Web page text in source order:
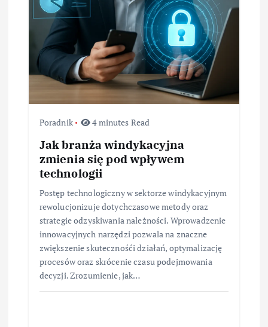
Poradnik 4 minutes Read
Jak branża windykacyjna
zmienia się pod wpływem
technologii
Postęp technologiczny w sektorze windykacyjnym
rewolucjonizuje dotychczasowe metody oraz
strategie odzyskiwania należności. Wprowadzenie
innowacyjnych narzędzi pozwala na znaczne
zwiększenie skutecznośći działań, optymalizację
procesów oraz skrócenie czasu podejmowania
decyzji. Zrozumienie, jak…